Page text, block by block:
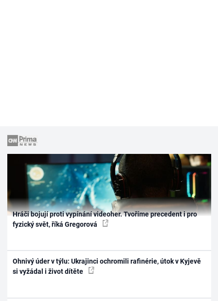
Hráči bojují proti vypínání videoher. Tvoříme precedent i pro
fyzický svět, říká Gregorová
Ohnivý úder v týlu: Ukrajinci ochromili rafinérie, útok v Kyjevě
si vyžádal i život dítěte